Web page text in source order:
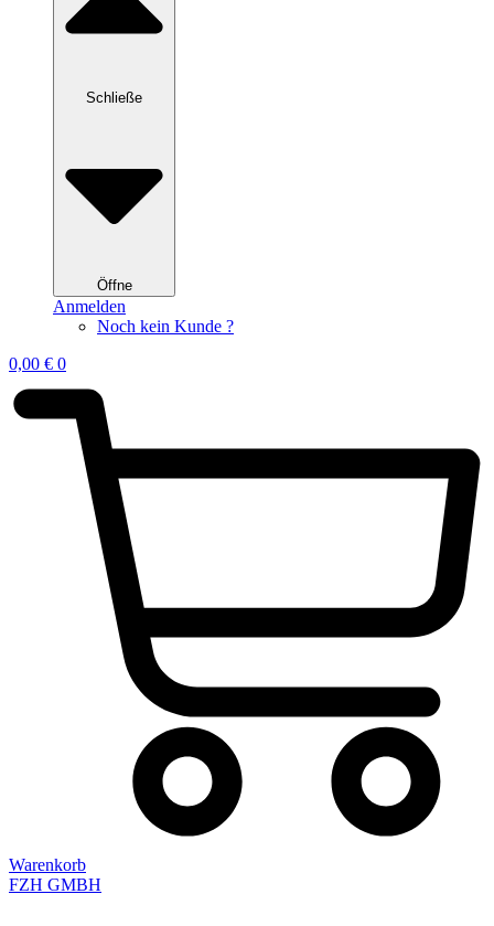
Schließe
Öffne
Anmelden
Noch kein Kunde ?
0,00 € 0
Warenkorb
FZH GMBH